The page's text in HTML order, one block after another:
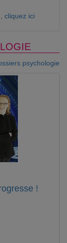
cliquez ici
psychologie
!